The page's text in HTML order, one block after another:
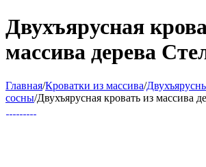
Двухъярусная
массива дерева
Главная/Кроватки из массива/
сосны/Двухъярусная кровать из массива